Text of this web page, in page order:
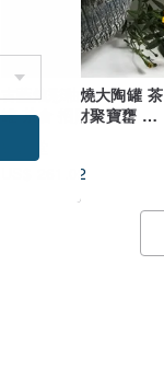
古藍炫彩釉燒大陶罐 茶
罐 茶倉 招財聚寶罋 茶
US$ 261.02